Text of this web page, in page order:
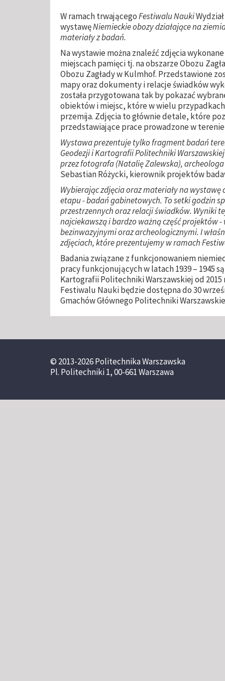
W ramach trwającegoFestiwalu Nauki
wystawęNiemieckie obozy działające na
materiały z badań.
Na wystawie można znaleźć zdjęcia
miejscach pamięci tj. na obszarze Obozu
Obozu Zagłady w Kulmhof. Przedstawione
mapy oraz dokumenty i relacje świadków
została przygotowana tak by pokazać
obiektów i miejsc, które w wielu przypadkach
przemija. Zdjęcia to głównie detale, które
przedstawiające prace prowadzone w
Wystawa prezentuje tylko fragment badań
Geodezji i Kartografii Politechniki
przez fotografa (Natalię Zalewska),
Sebastian Różycki, kierownik projektów
Wybierając zdjęcia oraz materiały na
etapu - badań gabinetowych. To setki godzin
przestrzennych oraz relacji świadków. Wyniki
najciekawszą i bardzo ważną część projektów
bezinwazyjnymi oraz archeologicznymi. I
zdjęciach, które prezentujemy w ramach
Badania związane z funkcjonowaniem
pracy funkcjonujących w latach 1939 – 1945
Kartografii Politechniki Warszawskiej od
Festiwalu Nauki będzie dostępna do 30
Gmachów Głównego Politechniki
© 2013-2026 Politechnika Warszawska
Pl. Politechniki 1, 00-661 Warszawa